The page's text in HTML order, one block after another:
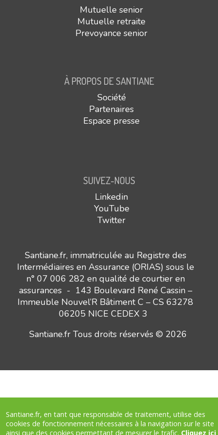
Santiane.fr, en tant que responsable de traitement, utilise des
cookies de fonctionnement nécessaires à la navigation sur le site
ainsi que des cookies permettant de mesurer le trafic. Cliquez ici
headphones_customer_support_human Besoin d’un conseil ?
Nous vous appelons
Mutuelle senior
Mutuelle retraite
Prevoyance senior
À PROPOS DE SANTIANE
Société
Partenaires
Espace presse
SUIVEZ-NOUS
Linkedin
YouTube
Twitter
Santiane.fr, immatriculée au Registre des
Intermédiaires en Assurance (ORIAS) sous le
n° 07 006 282 en qualité de courtier en
assurances - 143 Boulevard René Cassin –
Immeuble Nouvel’R Bâtiment C – CS 63278
06205 NICE CEDEX 3
Santiane.fr Tous droits réservés © 2026